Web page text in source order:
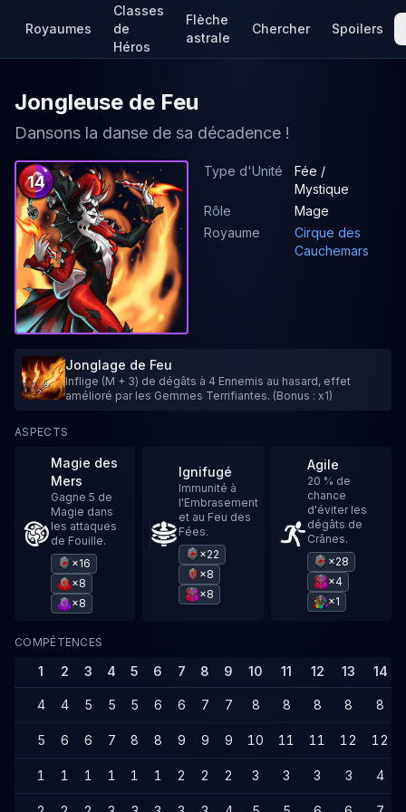
Royaumes
Classes
de
Héros
Flèche
astrale
Chercher Spoilers
Jongleuse de Feu
Dansons la danse de sa décadence !
14
Type d'Unité
Fée /
Mystique
Rôle
Mage
Royaume
Cirque des
Cauchemars
Jonglage de Feu
Inflige (M + 3) de dégâts à 4 Ennemis au hasard, effet
amélioré par les Gemmes Terrifiantes. (Bonus : x1)
ASPECTS
Magie des
Mers
Gagne 5 de
Magie dans
les attaques
de Fouille.
×16
×8
×8
Ignifugé
Immunité à
l'Embrasement
et au Feu des
Fées.
×22
×8
×8
Agile
20 % de
chance
d'éviter les
dégâts de
Crânes.
×28
×4
×1
COMPÉTENCES
1 2 3 4 5 6 7 8 9 10 11 12 13 14
4 4 5 5 5 6 6 7 7 8 8 8 8 8
5 6 6 7 8 8 9 9 9 10 11 11 12 12
1 1 1 1 1 1 2 2 2 3 3 3 3 4